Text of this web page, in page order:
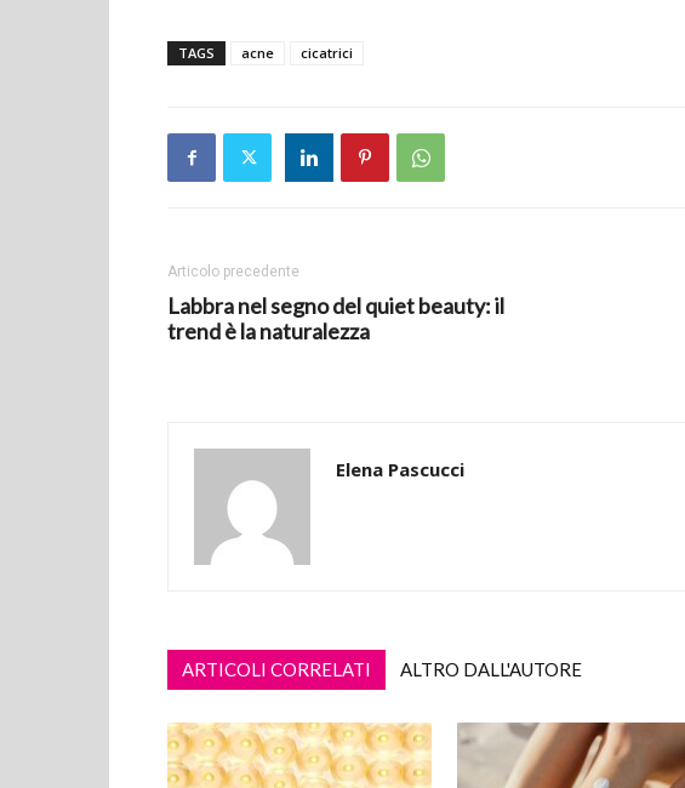
TAGS acne cicatrici
Articolo precedente
Labbra nel segno del quiet beauty: il
trend è la naturalezza
Elena Pascucci
ARTICOLI CORRELATI ALTRO DALL'AUTORE